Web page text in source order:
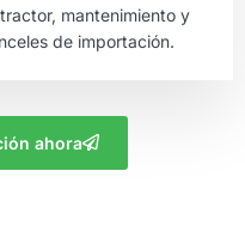
mantenimiento y
de importación.
ahora